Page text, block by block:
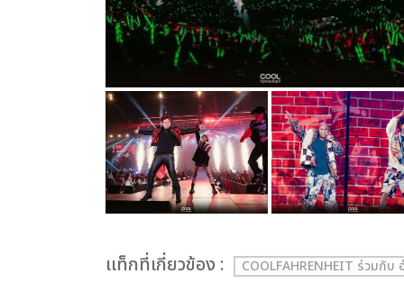
เเท็กที่เกี่ยวข้อง :
COOLFAHRENHEIT ร่วมกับ